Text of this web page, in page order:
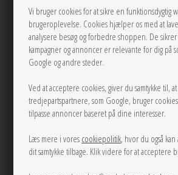
Vi bruger cookies for at sikre en funktionsdygtig
brugeroplevelse. Cookies hjælper os med at
analysere besøg og forbedre shoppen. De sikrer
kampagner og annoncer er relevante for dig på
Google og andre steder.
Ved at acceptere cookies, giver du samtykke til,
tredjepartspartnere, som Google, bruger
tilpasse annoncer baseret på dine interesser.
Læs mere i vores cookiepolitik, hvor du også
dit samtykke tilbage. Klik videre for at acceptere
775,00DKK
UDSOLGT
LÆG I KURVEN